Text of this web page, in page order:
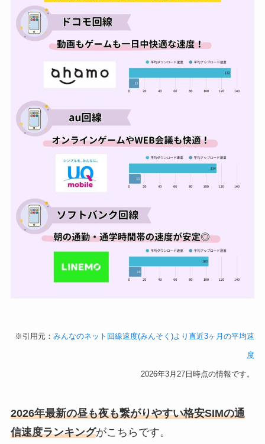
※引用元：みんなのネット回線速度(みんそく)より直近3ヶ月の平均速
度
2026年3月27日時点の情報です。
2026年最新の昼も夜も繋がりやすい格安SIMの通
信速度ランキングがこちらです。